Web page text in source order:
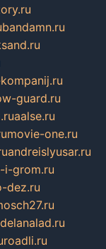
bandamn.ru
guard.ru
aalse.ru
movie-one.ru
andreislyusar.ru
i-grom.ru
dez.ru
delanalad.ru
roadli.ru